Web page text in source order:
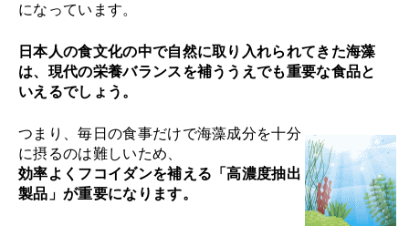
になっています。
日本人の食文化の中で自然に取り入れられてきた海藻
は、現代の栄養バランスを補ううえでも重要な食品と
いえるでしょう。
つまり、毎日の食事だけで海藻成分を十分
に摂るのは難しいため、
効率よくフコイダンを補える「高濃度抽出
製品」が重要になります。